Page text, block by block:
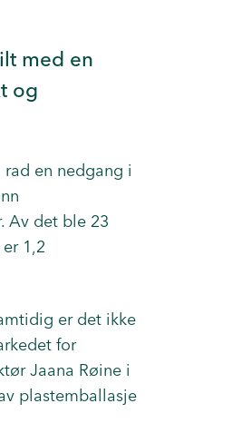
med en
og
en nedgang i
Av det ble 23
1,2
er det ikke
for
Jaana Røine i
plastemballasje